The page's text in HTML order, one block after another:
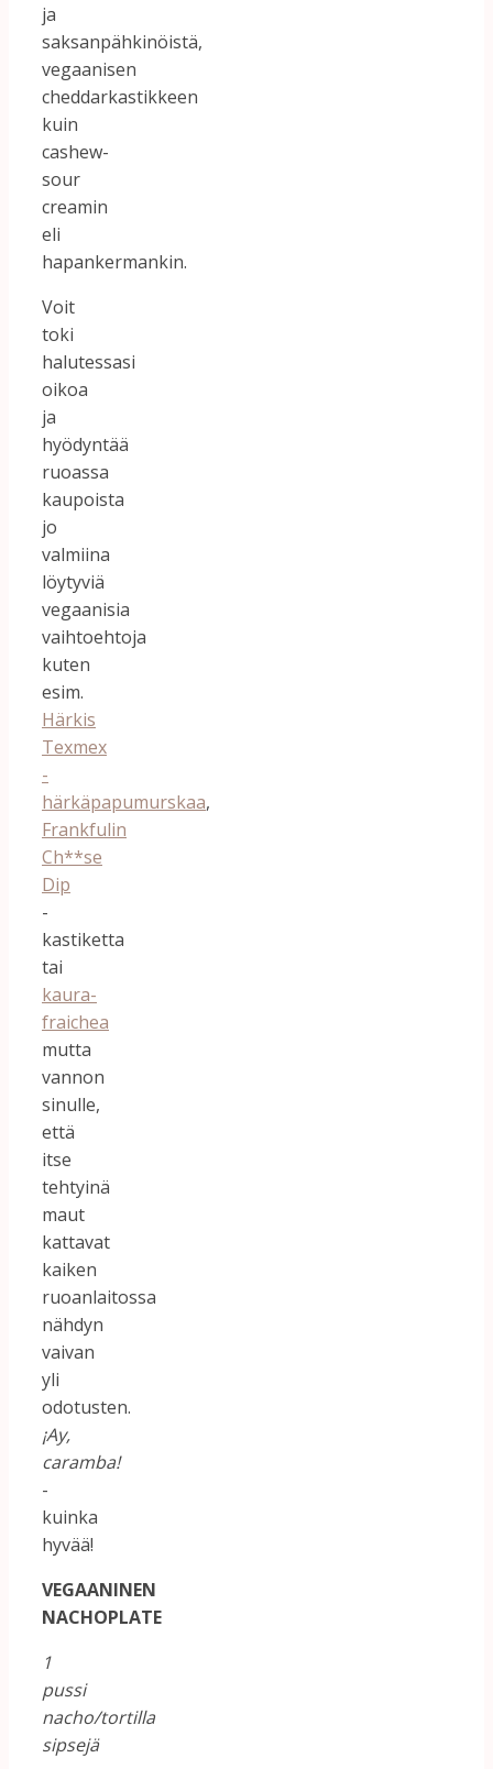
ja
saksanpähkinöistä,
vegaanisen
cheddarkastikkeen
kuin
cashew-
sour
creamin
eli
hapankermankin.
Voit
toki
halutessasi
oikoa
ja
hyödyntää
ruoassa
kaupoista
jo
valmiina
löytyviä
vegaanisia
vaihtoehtoja
kuten
esim.
Härkis
Texmex
-
härkäpapumurskaa,
Frankfulin
Ch**se
Dip
-
kastiketta
tai
kaura-
fraichea
mutta
vannon
sinulle,
että
itse
tehtyinä
maut
kattavat
kaiken
ruoanlaitossa
nähdyn
vaivan
yli
odotusten.
¡Ay,
caramba!
-
kuinka
hyvää!
VEGAANINEN
NACHOPLATE
1
pussi
nacho/tortilla
sipsejä